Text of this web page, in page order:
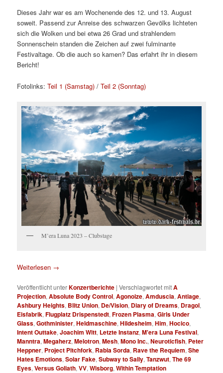
Dieses Jahr war es am Wochenende des 12. und 13. August
soweit. Passend zur Anreise des schwarzen Gevölks lichteten
sich die Wolken und bei etwa 26 Grad und strahlendem
Sonnenschein standen die Zeichen auf zwei fulminante
Festivaltage. Ob die auch so kamen? Das erfahrt ihr in diesem
Bericht!
Fotolinks:Teil 1 (Samstag) /Teil 2 (Sonntag)
M’era Luna 2023 – Clubstage
Weiterlesen →
Veröffentlicht unterKonzertberichte |Verschlagwortet mitA
Projection,Absolute Body Control,Agonoize,Amduscia,Antiage,
Ashbury Heights, Blitz Union, De/Vision, Diary of Dreams, Dragol,
Eisfabrik,Flugplatz Drispenstedt,Frozen Plasma,Girls Under
Glass,Gothminister,Heldmaschine,Hildesheim,Him,Hocico,
Intent Outtake,Joachim Witt, Letzte Instanz,M'era Luna Festival,
Manntra,Megaherz,Melotron,Mesh,Mono Inc.,Neuroticfish, Peter
Heppner, Project Pitchfork, Rabia Sorda, Rave the Requiem,She
Hates Emotions,Solar Fake,Subway to Sally,Tanzwut,The 69
Eyes,Versus Goliath,VV,Wisborg,Within Temptation